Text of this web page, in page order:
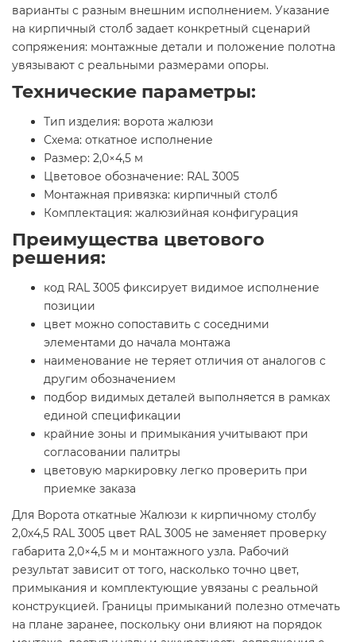
варианты с разным внешним исполнением. Указание
на кирпичный столб задает конкретный сценарий
сопряжения: монтажные детали и положение полотна
увязывают с реальными размерами опоры.
Технические параметры:
Тип изделия: ворота жалюзи
Схема: откатное исполнение
Размер: 2,0×4,5 м
Цветовое обозначение: RAL 3005
Монтажная привязка: кирпичный столб
Комплектация: жалюзийная конфигурация
Преимущества цветового
решения:
код RAL 3005 фиксирует видимое исполнение
позиции
цвет можно сопоставить с соседними
элементами до начала монтажа
наименование не теряет отличия от аналогов с
другим обозначением
подбор видимых деталей выполняется в рамках
единой спецификации
крайние зоны и примыкания учитывают при
согласовании палитры
цветовую маркировку легко проверить при
приемке заказа
Для Ворота откатные Жалюзи к кирпичному столбу
2,0х4,5 RAL 3005 цвет RAL 3005 не заменяет проверку
габарита 2,0×4,5 м и монтажного узла. Рабочий
результат зависит от того, насколько точно цвет,
примыкания и комплектующие увязаны с реальной
конструкцией. Границы примыканий полезно отмечать
на плане заранее, поскольку они влияют на порядок